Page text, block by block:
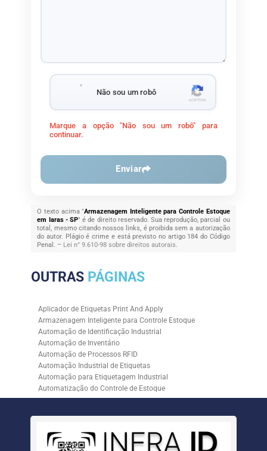
Não sou um robô
Marque a opção "Não sou um robô" para
continuar.
Enviar
O texto acima "Armazenagem Inteligente para Controle Estoque
em Iaras - SP" é de direito reservado. Sua reprodução, parcial ou
total, mesmo citando nossos links, é proibida sem a autorização
do autor. Plágio é crime e está previsto no artigo 184 do Código
Penal. – Lei n° 9.610-98 sobre direitos autorais.
OUTRAS PÁGINAS
Aplicador de Etiquetas Print And Apply
Armazenagem Inteligente para Controle Estoque
Automação de Identificação Industrial
Automação de Inventário
Automação de Processos RFID
Automação Industrial de Etiquetas
Automação para Etiquetagem Industrial
Automatização do Controle de Estoque
Controle de Estoque com RFID
Empresa de Automação para Processos Logísticos
Empresa de Rastreabilidade Industrial